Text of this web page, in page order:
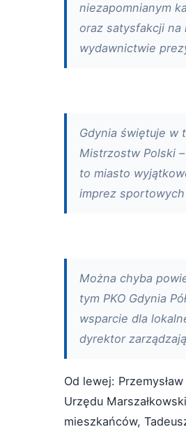
niezapomnianym
oraz satysfakcji na
wydawnictwie
Gdynia świętuje w
Mistrzostw Polski
to miasto
imprez
Można chyba
tym PKO Gdynia
wsparcie dla
dyrektor
Od lewej:
Urzędu
mieszkańców,